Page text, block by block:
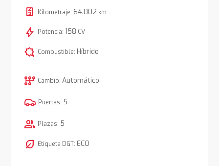
Kilometraje: 64.002 km
bolt Potencia: 158 CV
comic_bubble Combustible: Híbrido
auto_transmission Cambio: Automático
Puertas: 5
group Plazas: 5
nest_eco_leaf Etiqueta DGT: ECO